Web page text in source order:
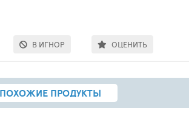
В ИГНОР ОЦЕНИТЬ
ПОХОЖИЕ ПРОДУКТЫ